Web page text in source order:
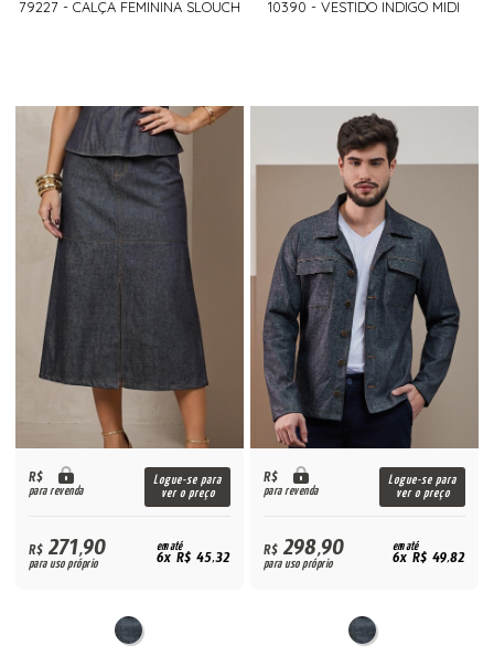
79227 - CALÇA FEMININA SLOUCH 10390 - VESTIDO INDIGO MIDI
R$
para revenda
Logue-se para
ver o preço
R$271,90
para uso próprio
em até
6x R$ 45,32
R$
para revenda
Logue-se para
ver o preço
R$298,90
para uso próprio
em até
6x R$ 49,82